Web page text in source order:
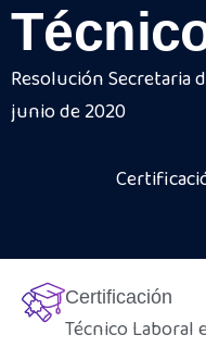
Resolución Secretaria
junio de 2020
Certificación
Técnico Laboral